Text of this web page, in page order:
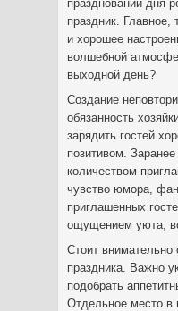
праздновании дня
праздник. Главное,
и хорошее
волшебной
выходной день?
Создание
обязанность
зарядить гостей
позитивом.
количеством
чувство юмора,
приглашенных
ощущением уюта,
Стоит внимательно
праздника. Важно
подобрать
Отдельное место в